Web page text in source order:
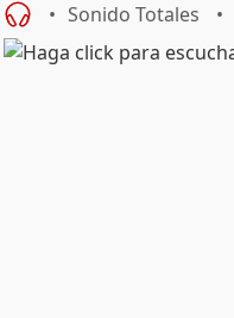
Sonido Totales